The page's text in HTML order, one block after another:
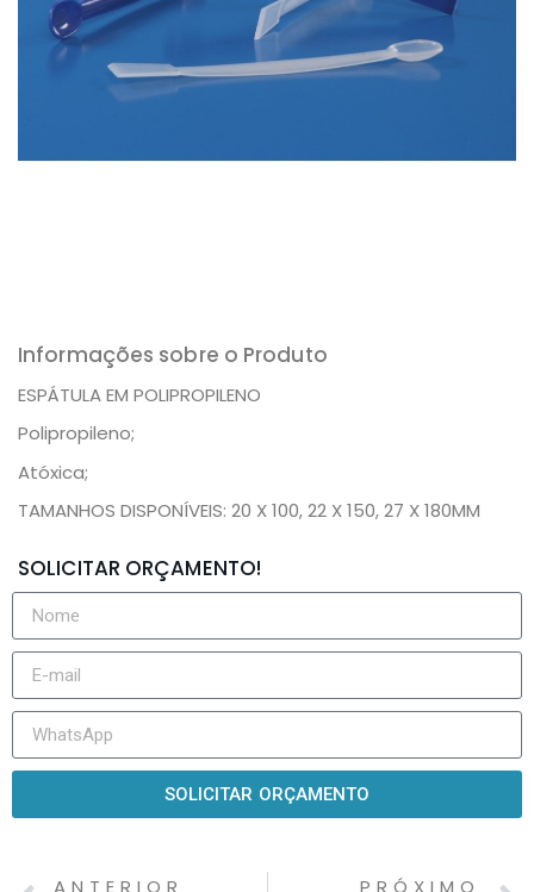
Informações sobre o Produto
ESPÁTULA EM POLIPROPILENO
Polipropileno;
Atóxica;
TAMANHOS DISPONÍVEIS: 20 X 100, 22 X 150, 27 X 180MM
SOLICITAR ORÇAMENTO!
SOLICITAR ORÇAMENTO